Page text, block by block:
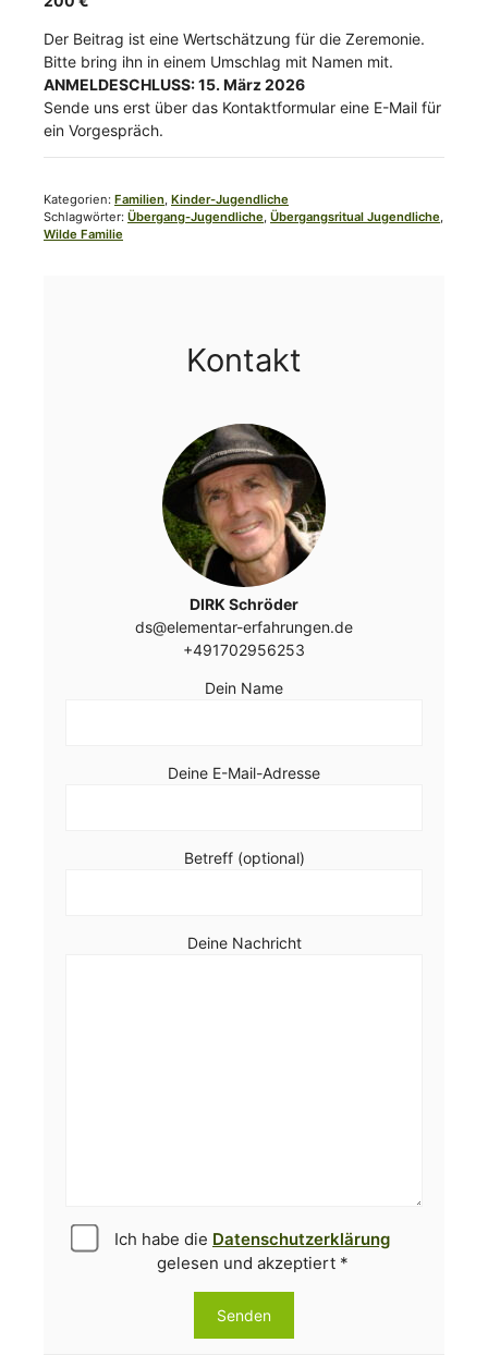
Der Beitrag ist eine Wertschätzung für die Zeremonie.
Bitte bring ihn in einem Umschlag mit Namen mit.
ANMELDESCHLUSS: 15. März 2026
Sende uns erst über das Kontaktformular eine E-Mail für
ein Vorgespräch.
Kategorien: Familien, Kinder-Jugendliche
Schlagwörter: Übergang-Jugendliche, Übergangsritual Jugendliche,
Wilde Familie
Kontakt
DIRK Schröder
ds@elementar-erfahrungen.de
+491702956253
Bitte lasse dieses Feld leer.
Bitte lasse dieses Feld leer.
Dein Name
Deine E-Mail-Adresse
Betreff (optional)
Deine Nachricht
Ich habe die Datenschutzerklärung
gelesen und akzeptiert *